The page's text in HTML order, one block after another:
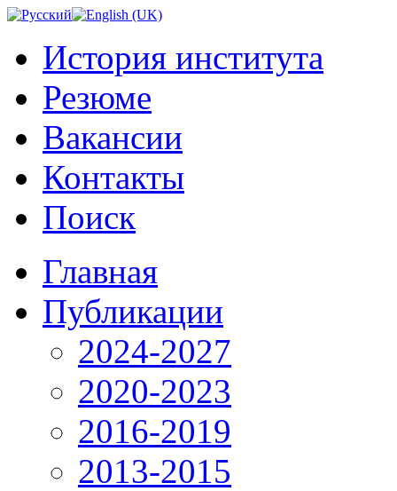
История института
Резюме
Вакансии
Контакты
Поиск
Главная
Публикации
2024-2027
2020-2023
2016-2019
2013-2015